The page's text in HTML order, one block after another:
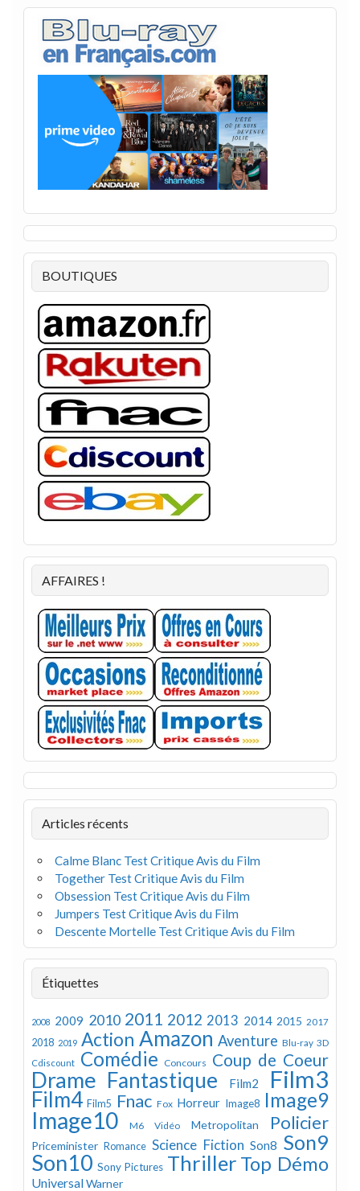
BOUTIQUES
AFFAIRES !
Articles récents
Calme Blanc Test Critique Avis du Film
Together Test Critique Avis du Film
Obsession Test Critique Avis du Film
Jumpers Test Critique Avis du Film
Descente Mortelle Test Critique Avis du Film
Étiquettes
2008 2009 2010 2011 2012 2013 2014 2015 2017
2018 2019 Action Amazon Aventure Blu-ray 3D
Cdiscount Comédie Concours Coup de Coeur
Drame Fantastique Film2 Film3
Film4 Film5 Fnac Fox Horreur Image8 Image9
Image10 M6 Vidéo Metropolitan Policier
Priceminister Romance Science Fiction Son8 Son9
Son10 Sony Pictures Thriller Top Démo
UniversalWarner